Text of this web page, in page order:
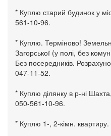
* Куплю старий будинок у
561-10-96.
* Куплю. Терміново!
Загорської (у полі, без
Без посередників.
047-11-52.
* Куплю ділянку в р-ні
050-561-10-96.
* Куплю 1-, 2-кімн.